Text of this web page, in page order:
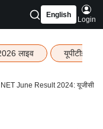
English
Login
लाइव यूपीटीईटी
June Result 2024: यूजीसी